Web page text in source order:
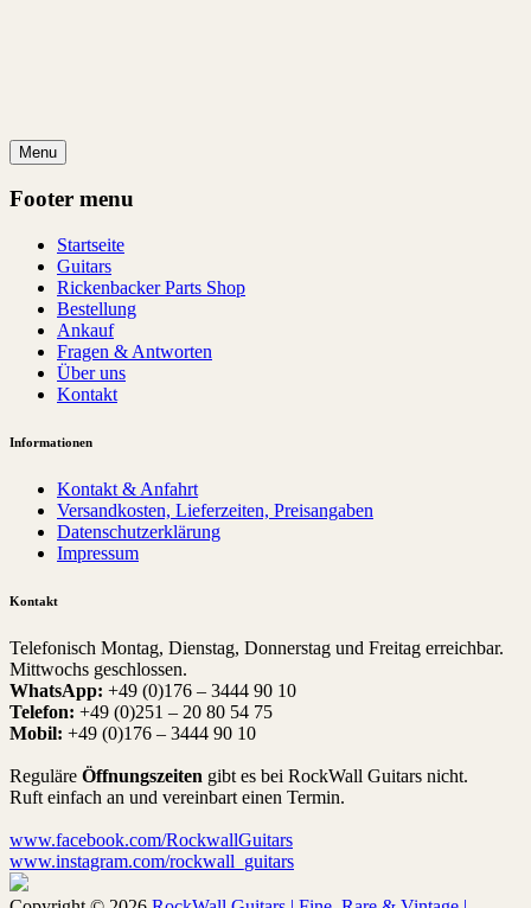
Menu
Footer menu
Startseite
Guitars
Rickenbacker Parts Shop
Bestellung
Ankauf
Fragen & Antworten
Über uns
Kontakt
Informationen
Kontakt & Anfahrt
Versandkosten, Lieferzeiten, Preisangaben
Datenschutzerklärung
Impressum
Kontakt
Telefonisch Montag, Dienstag, Donnerstag und Freitag erreichbar.
Mittwochs geschlossen.
WhatsApp: +49 (0)176 – 3444 90 10
Telefon: +49 (0)251 – 20 80 54 75
Mobil: +49 (0)176 – 3444 90 10
Reguläre Öffnungszeiten gibt es bei RockWall Guitars nicht.
Ruft einfach an und vereinbart einen Termin.
www.facebook.com/RockwallGuitars
www.instagram.com/rockwall_guitars